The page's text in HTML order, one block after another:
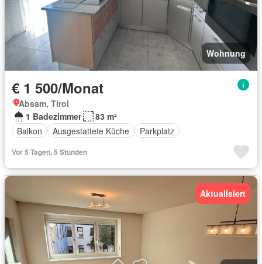
Wohnung
€ 1 500/Monat
Absam, Tirol
1 Badezimmer
83 m²
Balkon
Ausgestattete Küche Parkplatz
Vor 5 Tagen, 5 Stunden
Aktualisiert